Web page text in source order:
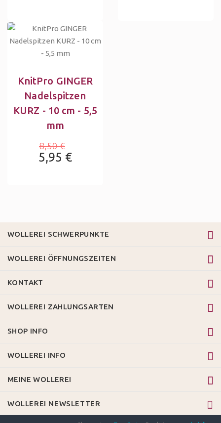
KnitPro GINGER
Nadelspitzen
KURZ - 10 cm - 5,5
mm
8,50 €
5,95 €
WOLLEREI SCHWERPUNKTE
WOLLEREI ÖFFNUNGSZEITEN
KONTAKT
WOLLEREI ZAHLUNGSARTEN
SHOP INFO
WOLLEREI INFO
MEINE WOLLEREI
WOLLEREI NEWSLETTER